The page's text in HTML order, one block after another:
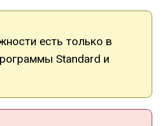
есть только в
Standard и